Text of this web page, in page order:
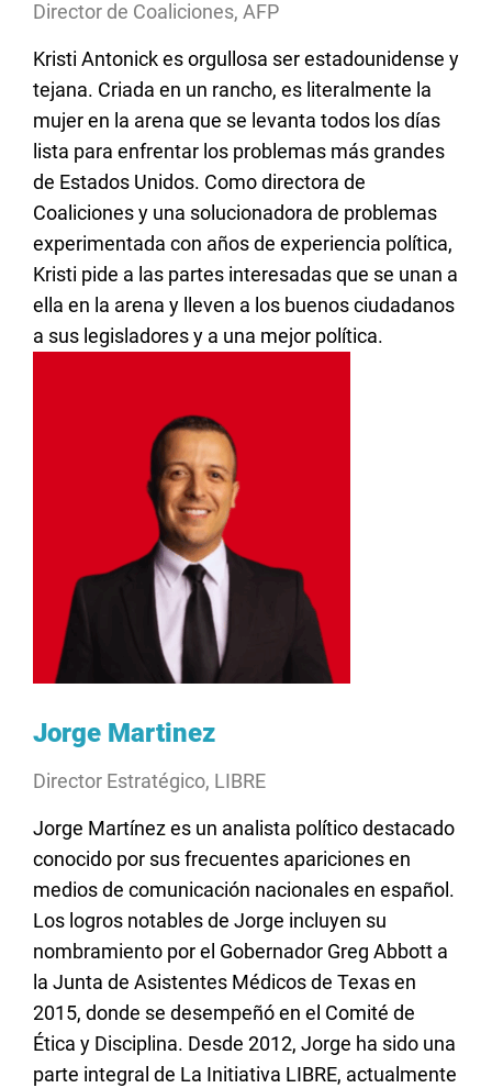
Director de Coaliciones, AFP
Kristi Antonick es orgullosa ser estadounidense y
tejana. Criada en un rancho, es literalmente la
mujer en la arena que se levanta todos los días
lista para enfrentar los problemas más grandes
de Estados Unidos. Como directora de
Coaliciones y una solucionadora de problemas
experimentada con años de experiencia política,
Kristi pide a las partes interesadas que se unan a
ella en la arena y lleven a los buenos ciudadanos
a sus legisladores y a una mejor política.
Jorge Martinez
Director Estratégico, LIBRE
Jorge Martínez es un analista político destacado
conocido por sus frecuentes apariciones en
medios de comunicación nacionales en español.
Los logros notables de Jorge incluyen su
nombramiento por el Gobernador Greg Abbott a
la Junta de Asistentes Médicos de Texas en
2015, donde se desempeñó en el Comité de
Ética y Disciplina. Desde 2012, Jorge ha sido una
parte integral de La Initiativa LIBRE, actualmente